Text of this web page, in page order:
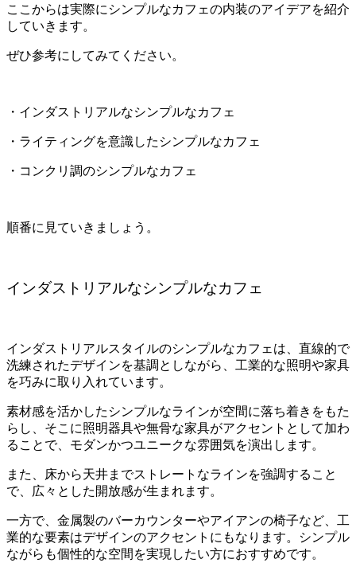
ここからは実際にシンプルなカフェの内装のアイデアを紹介
していきます。
ぜひ参考にしてみてください。
・インダストリアルなシンプルなカフェ
・ライティングを意識したシンプルなカフェ
・コンクリ調のシンプルなカフェ
順番に見ていきましょう。
インダストリアルなシンプルなカフェ
インダストリアルスタイルのシンプルなカフェは、直線的で
洗練されたデザインを基調としながら、工業的な照明や家具
を巧みに取り入れています。
素材感を活かしたシンプルなラインが空間に落ち着きをもた
らし、そこに照明器具や無骨な家具がアクセントとして加わ
ることで、モダンかつユニークな雰囲気を演出します。
また、床から天井までストレートなラインを強調すること
で、広々とした開放感が生まれます。
一方で、金属製のバーカウンターやアイアンの椅子など、工
業的な要素はデザインのアクセントにもなります。シンプル
ながらも個性的な空間を実現したい方におすすめです。